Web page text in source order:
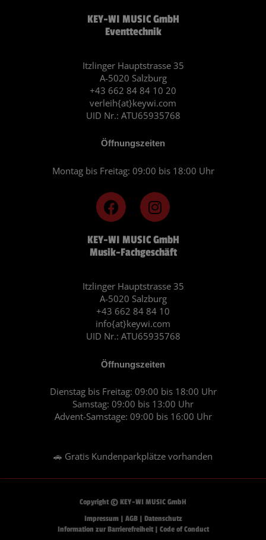
KEY-WI MUSIC GmbH
Musik-Fachgeschäft
Itzlinger Hauptstrasse 35
A-5020 Salzburg
+43 662 84 84 10
info{at}keywi.com
UID Nr.: ATU65935768
Öffnungszeiten
Dienstag bis Freitag: 09:00 bis 18:00 Uhr
Samstag: 09:00 bis 13:00 Uhr
Advent-Samstage: 09:00 bis 16:00 Uhr
🚗 Gratis Kundenparkplätze vorhanden
F
a
c
e
b
o
k
I
n
s
t
a
r
a
m
KEY-WI MUSIC GmbH
Eventtechnik
Itzlinger Hauptstrasse 35
A-5020 Salzburg
+43 662 84 84 10 20
verleih{at}keywi.com
UID Nr.: ATU65935768
Öffnungszeiten
Montag bis Freitag: 09:00 bis 18:00 Uhr
Copyright © KEY-WI MUSIC GmbH
Impressum| AGB| Datenschutz
Information zur Barrierefreiheit| Code of Conduct